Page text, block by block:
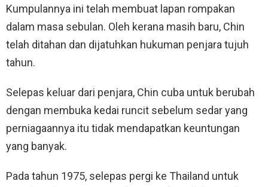
Kumpulannya ini telah membuat lapan rompakan
dalam masa sebulan. Oleh kerana masih baru, Chin
telah ditahan dan dijatuhkan hukuman penjara tujuh
tahun.
Selepas keluar dari penjara, Chin cuba untuk berubah
dengan membuka kedai runcit sebelum sedar yang
perniagaannya itu tidak mendapatkan keuntungan
yang banyak.
Pada tahun 1975, selepas pergi ke Thailand untuk